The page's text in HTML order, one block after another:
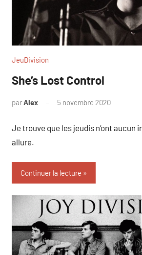
JeuDivision
She’s Lost Control
parAlex 5 novembre 2020
Je trouve que les jeudis n’ont aucun
allure.
Continuer la lecture